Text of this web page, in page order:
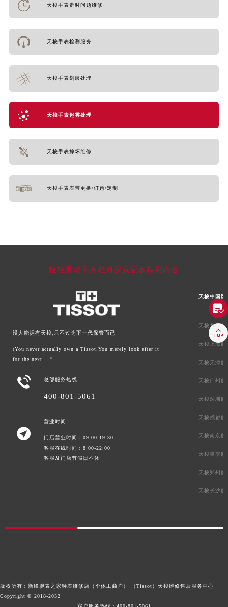
天梭手表走时问题维修
天梭手表检测服务
天梭手表划痕处理
天梭手表起雾处理
天梭手表摔坏维修
天梭手表表带更换/订购/定制
轻轻滑动下方栏目探索更多精彩内容
没人能拥有天梭,只不过为下一代保管而已
(You never actually own a Tissot.You merely look after it
for the next ...”
 总部服务热线
400-801-5061

营业时间：
门店营业时间：09:00-19:30
客服在线时间：8:00-22:00
客服及门店节假日不休
天梭中国区
天梭北京服
天梭上海服
天梭天津服
天梭广州服
天梭深圳服
天梭成都服
天梭南京服
天梭重庆服
天梭郑州服
天梭长沙服
版权所有：新绛腕表之家钟表维修店（个体工商户） （Tissot） 天梭维修售后服务中心
Copyright © 2018-2032

